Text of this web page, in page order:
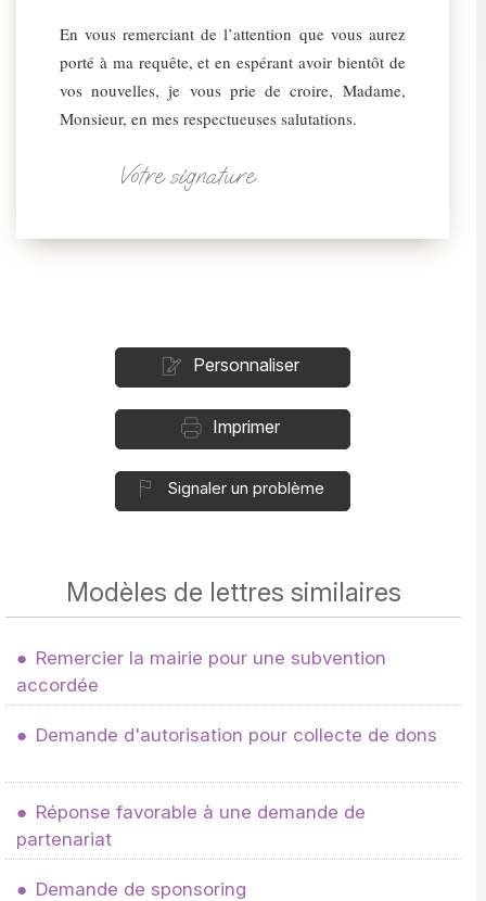
En vous remerciant de l’attention que vous aurez
porté à ma requête, et en espérant avoir bientôt de
vos nouvelles, je vous prie de croire, Madame,
Monsieur, en mes respectueuses salutations.
Votre signature
Personnaliser
Imprimer
Signaler un problème
Modèles de lettres similaires
Remercier la mairie pour une subvention
accordée
Demande d'autorisation pour collecte de dons
Réponse favorable à une demande de
partenariat
Demande de sponsoring